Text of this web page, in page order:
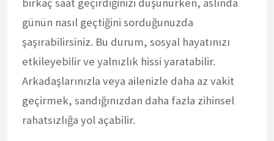
günün nasıl geçtiğini sorduğunuzda
şaşırabilirsiniz. Bu durum, sosyal hayatınızı
etkileyebilir ve yalnızlık hissi yaratabilir.
Arkadaşlarınızla veya ailenizle daha az vakit
geçirmek, sandığınızdan daha fazla zihinsel
rahatsızlığa yol açabilir.